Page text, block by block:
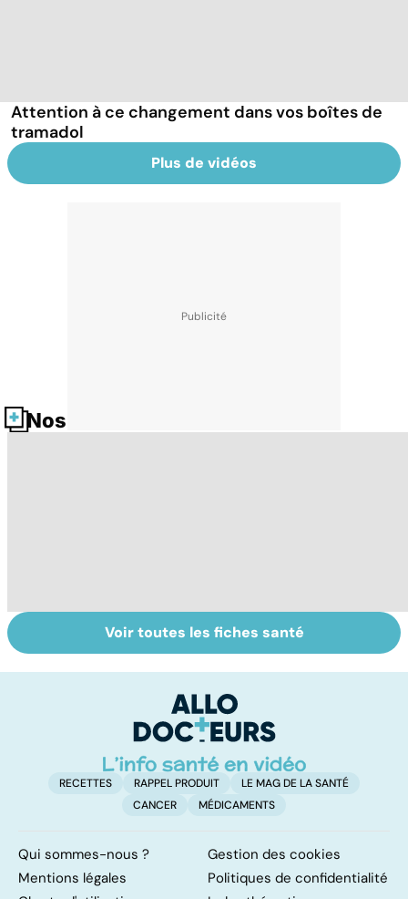
Attention à ce changement dans vos boîtes de
tramadol
Plus de vidéos
Nos fiches santé
Comment tenir
ses bonnes
BPCO, la
bronchite du
Voir toutes les fiches santé
RECETTES RAPPEL PRODUIT
LE MAG DE LA SANTÉ
CANCER
MÉDICAMENTS
Qui sommes-nous ?
Gestion des cookies
Mentions légales
Politiques de confidentialité